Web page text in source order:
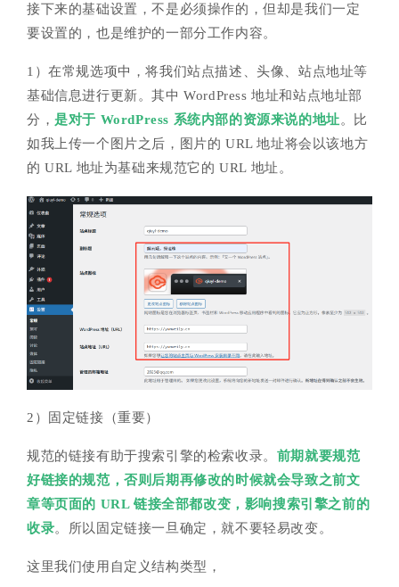
接下来的基础设置，不是必须操作的，但却是我们一定
要设置的，也是维护的一部分工作内容。
1）在常规选项中，将我们站点描述、头像、站点地址等
基础信息进行更新。其中 WordPress 地址和站点地址部
分，是对于 WordPress 系统内部的资源来说的地址。比
如我上传一个图片之后，图片的 URL 地址将会以该地方
的 URL 地址为基础来规范它的 URL 地址。
2）固定链接（重要）
规范的链接有助于搜索引擎的检索收录。 前期就要规范
好链接的规范，否则后期再修改的时候就会导致之前文
章等页面的 URL 链接全部都改变，影响搜索引擎之前的
收录。所以固定链接一旦确定，就不要轻易改变。
这里我们使用自定义结构类型，